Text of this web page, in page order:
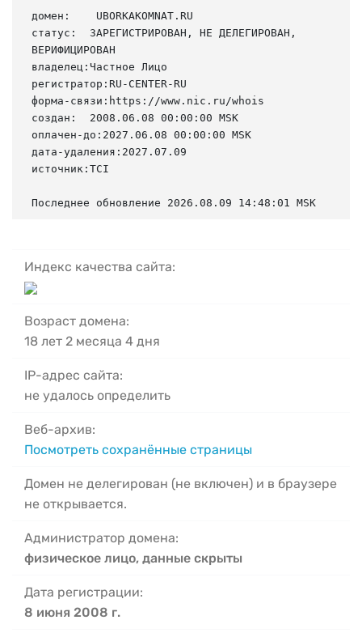
домен:    UBORKAKOMNAT.RU
статус:  ЗАРЕГИСТРИРОВАН, НЕ ДЕЛЕГИРОВАН,
ВЕРИФИЦИРОВАН
владелец:Частное Лицо
регистратор:RU-CENTER-RU
форма-связи:https://www.nic.ru/whois
создан:  2008.06.08 00:00:00 MSK
оплачен-до:2027.06.08 00:00:00 MSK
дата-удаления:2027.07.09
источник:TCI
Последнее обновление 2026.08.09 14:48:01 MSK
Индекс качества сайта:
Возраст домена:
18 лет 2 месяца 4 дня
IP-адрес сайта:
не удалось определить
Веб-архив:
Посмотреть сохранённые страницы
Домен не делегирован (не включен) и в браузере
не открывается.
Администратор домена:
физическое лицо, данные скрыты
Дата регистрации:
8 июня 2008 г.